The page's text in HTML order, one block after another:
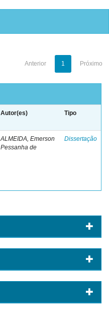
Anterior 1 Próximo
Autor(es) Tipo
ALMEIDA, Emerson
Pessanha de
Dissertação